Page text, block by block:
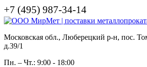
+7 (495) 987-34-14
Московская обл., Люберецкий р-н, пос.
д.39/1
Пн. – Чт.: 9:00 - 18:00